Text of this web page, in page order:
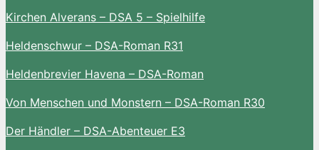
Kirchen Alverans – DSA 5 – Spielhilfe
Heldenschwur – DSA-Roman R31
Heldenbrevier Havena – DSA-Roman
Von Menschen und Monstern – DSA-Roman R30
Der Händler – DSA-Abenteuer E3